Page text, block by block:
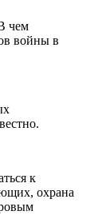
чем
войны в
к
охрана